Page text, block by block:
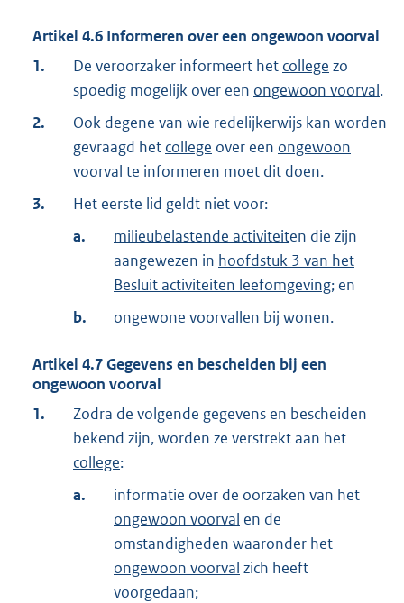
Artikel 4.6 Informeren over een ongewoon voorval
1.
De veroorzaker informeert het college zo
spoedig mogelijk over een ongewoon voorval.
2.
Ook degene van wie redelijkerwijs kan worden
gevraagd het college over een ongewoon
voorval te informeren moet dit doen.
3.
Het eerste lid geldt niet voor:
a.
milieubelastende activiteiten die zijn
aangewezen in hoofdstuk 3 van het
Besluit activiteiten leefomgeving; en
b.
ongewone voorvallen bij wonen.
Artikel 4.7Gegevens en bescheiden bij een
ongewoon voorval
1.
Zodra de volgende gegevens en bescheiden
bekend zijn, worden ze verstrekt aan het
college:
a.
informatie over de oorzaken van het
ongewoon voorval en de
omstandigheden waaronder het
ongewoon voorval zich heeft
voorgedaan;